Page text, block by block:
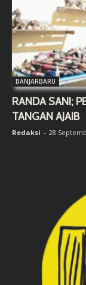
BANJARBARU
RANDA SANI;
TANGAN AJAIB
Redaksi - 28